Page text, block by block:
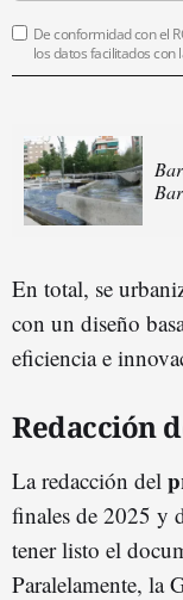
De conformidad con el
los datos facilitados
En total, se
con un diseño
eficiencia e
Redacción
La redacción del
finales de 2025 y
tener listo el
Paralelamente, la